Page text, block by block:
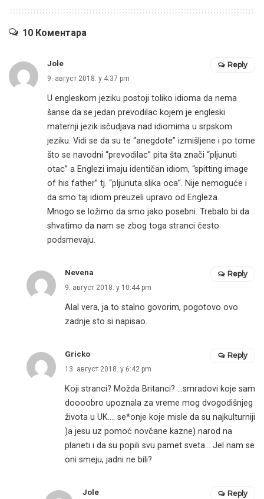
10 Коментара
Jole
9. август 2018. у 4:37 pm
U engleskom jeziku postoji toliko idioma da nema
šanse da se jedan prevodilac kojem je engleski
maternji jezik isčudjava nad idiomima u srpskom
jeziku. Vidi se da su te “anegdote” izmišljene i po tome
što se navodni “prevodilac” pita šta znači “pljunuti
otac” a Englezi imaju identičan idiom, “spitting image
of his father” tj. “pljunuta slika oca”. Nije nemoguće i
da smo taj idiom preuzeli upravo od Engleza.
Mnogo se ložimo da smo jako posebni. Trebalo bi da
shvatimo da nam se zbog toga stranci često
podsmevaju.
Reply
Nevena
9. август 2018. у 10:44 pm
Alal vera, ja to stalno govorim, pogotovo ovo
zadnje sto si napisao.
Reply
Gricko
13. август 2018. у 6:42 pm
Koji stranci? Možda Britanci? …smradovi koje sam
doooobro upoznala za vreme mog dvogodišnjeg
života u UK…. se*onje koje misle da su najkulturniji
)a jesu uz pomoć novčane kazne) narod na
planeti i da su popili svu pamet sveta… Jel nam se
oni smeju, jadni ne bili?
Reply
Jole Reply